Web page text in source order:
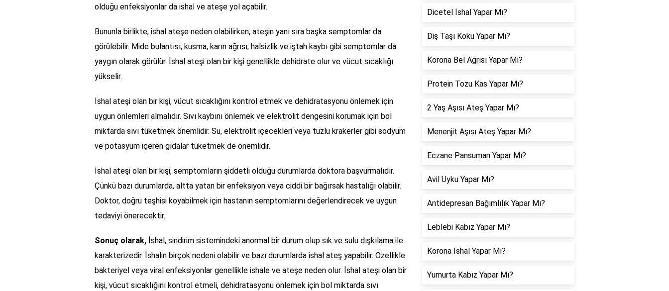
olduğu enfeksiyonlar da ishal ve ateşe yol açabilir.
Bununla birlikte, ishal ateşe neden olabilirken, ateşin yanı sıra başka semptomlar da
görülebilir. Mide bulantısı, kusma, karın ağrısı, halsizlik ve iştah kaybı gibi semptomlar da
yaygın olarak görülür. İshal ateşi olan bir kişi genellikle dehidrate olur ve vücut sıcaklığı
yükselir.
İshal ateşi olan bir kişi, vücut sıcaklığını kontrol etmek ve dehidratasyonu önlemek için
uygun önlemleri almalıdır. Sıvı kaybını önlemek ve elektrolit dengesini korumak için bol
miktarda sıvı tüketmek önemlidir. Su, elektrolit içecekleri veya tuzlu krakerler gibi sodyum
ve potasyum içeren gıdalar tüketmek de önemlidir.
İshal ateşi olan bir kişi, semptomların şiddetli olduğu durumlarda doktora başvurmalıdır.
Çünkü bazı durumlarda, altta yatan bir enfeksiyon veya ciddi bir bağırsak hastalığı olabilir.
Doktor, doğru teşhisi koyabilmek için hastanın semptomlarını değerlendirecek ve uygun
tedaviyi önerecektir.
Sonuç olarak, İshal, sindirim sistemindeki anormal bir durum olup sık ve sulu dışkılama ile
karakterizedir. İshalin birçok nedeni olabilir ve bazı durumlarda ishal ateş yapabilir. Özellikle
bakteriyel veya viral enfeksiyonlar genellikle ishale ve ateşe neden olur. İshal ateşi olan bir
kişi, vücut sıcaklığını kontrol etmeli, dehidratasyonu önlemek için bol miktarda sıvı
Dicetel İshal Yapar Mı?
Diş Taşı Koku Yapar Mı?
Korona Bel Ağrısı Yapar Mı?
Protein Tozu Kas Yapar Mı?
2 Yaş Aşısı Ateş Yapar Mı?
Menenjit Aşısı Ateş Yapar Mı?
Eczane Pansuman Yapar Mı?
Avil Uyku Yapar Mı?
Antidepresan Bağımlılık Yapar Mı?
Leblebi Kabız Yapar Mı?
Korona İshal Yapar Mı?
Yumurta Kabız Yapar Mı?